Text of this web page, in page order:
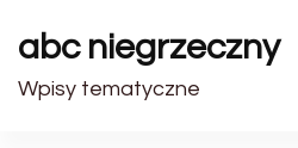
abc niegrzeczny
Wpisy tematyczne